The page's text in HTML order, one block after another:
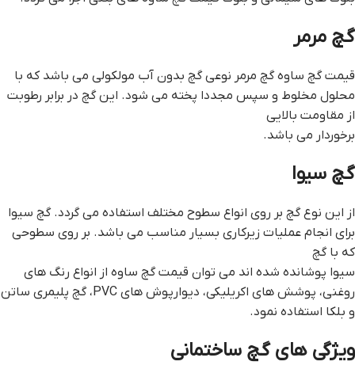
گچ مرمر
قيمت گچ ساوه گچ مرمر نوعی گچ بدون آب مولکولی می باشد که با
محلول مخلوط و سپس مجددا پخته می شود. این گچ در برابر رطوبت
از مقاومت بالایی
برخوردار می باشد.
گچ سیوا
از این نوع گچ بر روی انواع سطوح مختلف استفاده می گردد. گچ سیوا
برای انجام عملیات زیرکاری بسیار مناسب می باشد. بر روی سطوحی
که با گچ
سیوا پوشانده شده اند می توان قيمت گچ ساوه از انواع رنگ های
روغنی، پوشش های اکریلیکی، دیوارپوش های PVC، گچ پلیمری ساتن
و بلکا استفاده نمود.
ویژگی های گچ ساختمانی